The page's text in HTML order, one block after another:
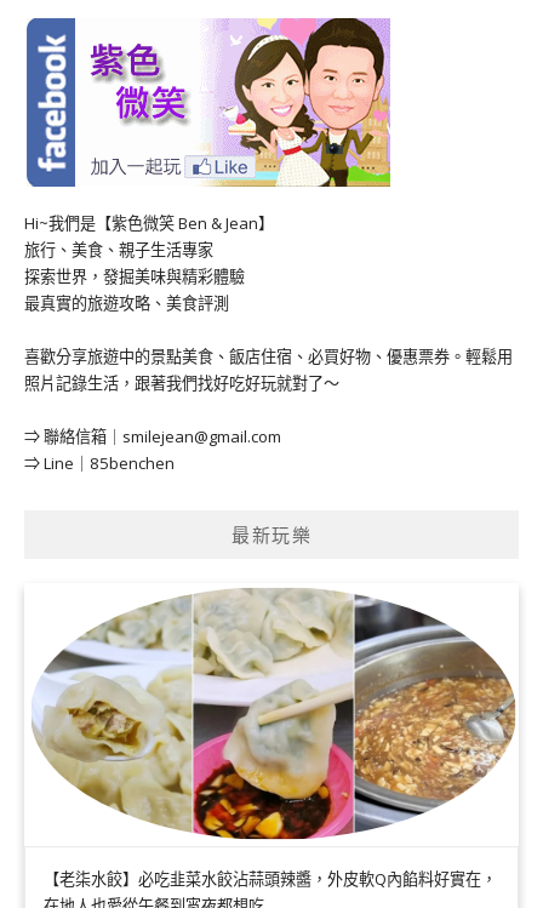
Hi~我們是【紫色微笑 Ben & Jean】
旅行、美食、親子生活專家
探索世界，發掘美味與精彩體驗
最真實的旅遊攻略、美食評測
喜歡分享旅遊中的景點美食、飯店住宿、必買好物、優惠票券。輕鬆用
照片記錄生活，跟著我們找好吃好玩就對了～
⇒ 聯絡信箱｜ smilejean@gmail.com
⇒ Line｜85benchen
最新玩樂
【老柒水餃】必吃韭菜水餃沾蒜頭辣醬，外皮軟Q內餡料好實在，